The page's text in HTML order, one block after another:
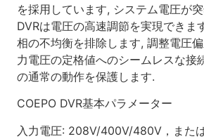
を採用しています, システム電圧が
DVRは電圧の高速調節を実現できま
相の不均衡を排除します, 調整電圧
力電圧の定格値へのシームレスな接
の通常の動作を保護します.
COEPO DVR基本パラメーター
入力電圧: 208V/400V/480V，また